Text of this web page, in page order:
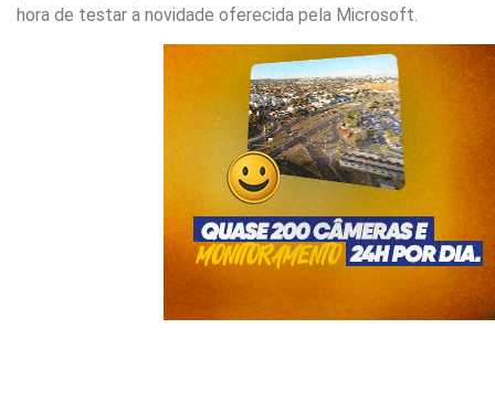
hora de testar a novidade oferecida pela Microsoft.